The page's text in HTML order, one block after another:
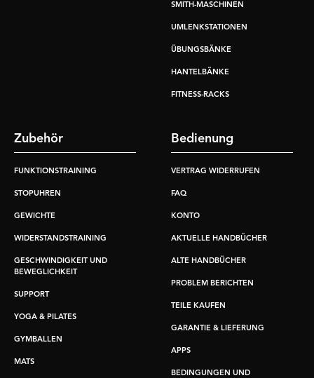
SMITH-MASCHINEN
UMLENKSTATIONEN
ÜBUNGSBÄNKE
HANTELBÄNKE
FITNESS-RACKS
Zubehör
FUNKTIONSTRAINING
STOPUHREN
GEWICHTE
WIDERSTANDSTRAINING
GESCHWINDIGKEIT UND
BEWEGLICHKEIT
SUPPORT
YOGA & PILATES
GYMBALLEN
MATS
Bedienung
VERTRAG WIDERRUFEN
FAQ
KONTO
AKTUELLE HANDBÜCHER
ALTE HANDBÜCHER
PROBLEM BERICHTEN
TEILE KAUFEN
GARANTIE & LIEFERUNG
APPS
BEDINGUNGEN UND